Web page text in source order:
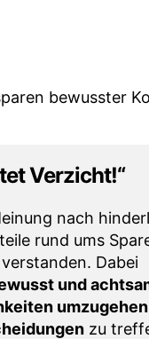
Verzicht!“
nach
rund ums
Dabei
und
umzugehen
zu